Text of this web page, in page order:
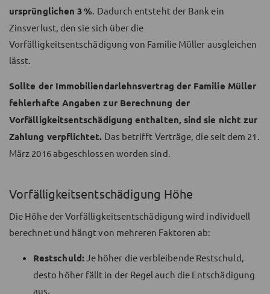
ursprünglichen 3 %. Dadurch entsteht der Bank ein
Zinsverlust, den sie sich über die
Vorfälligkeitsentschädigung von Familie Müller ausgleichen
lässt.
Sollte der Immobiliendarlehnsvertrag der Familie Müller
fehlerhafte Angaben zur Berechnung der
Vorfälligkeitsentschädigung enthalten, sind sie nicht zur
Zahlung verpflichtet. Das betrifft Verträge, die seit dem 21.
März 2016 abgeschlossen worden sind.
Vorfälligkeitsentschädigung Höhe
Die Höhe der Vorfälligkeitsentschädigung wird individuell
berechnet und hängt von mehreren Faktoren ab:
Restschuld: Je höher die verbleibende Restschuld,
desto höher fällt in der Regel auch die Entschädigung
aus.